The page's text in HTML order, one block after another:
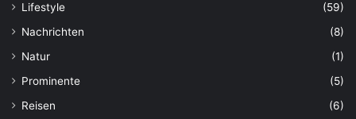
Lifestyle
(59)
Nachrichten
(8)
Natur
(1)
Prominente
(5)
Reisen
(6)